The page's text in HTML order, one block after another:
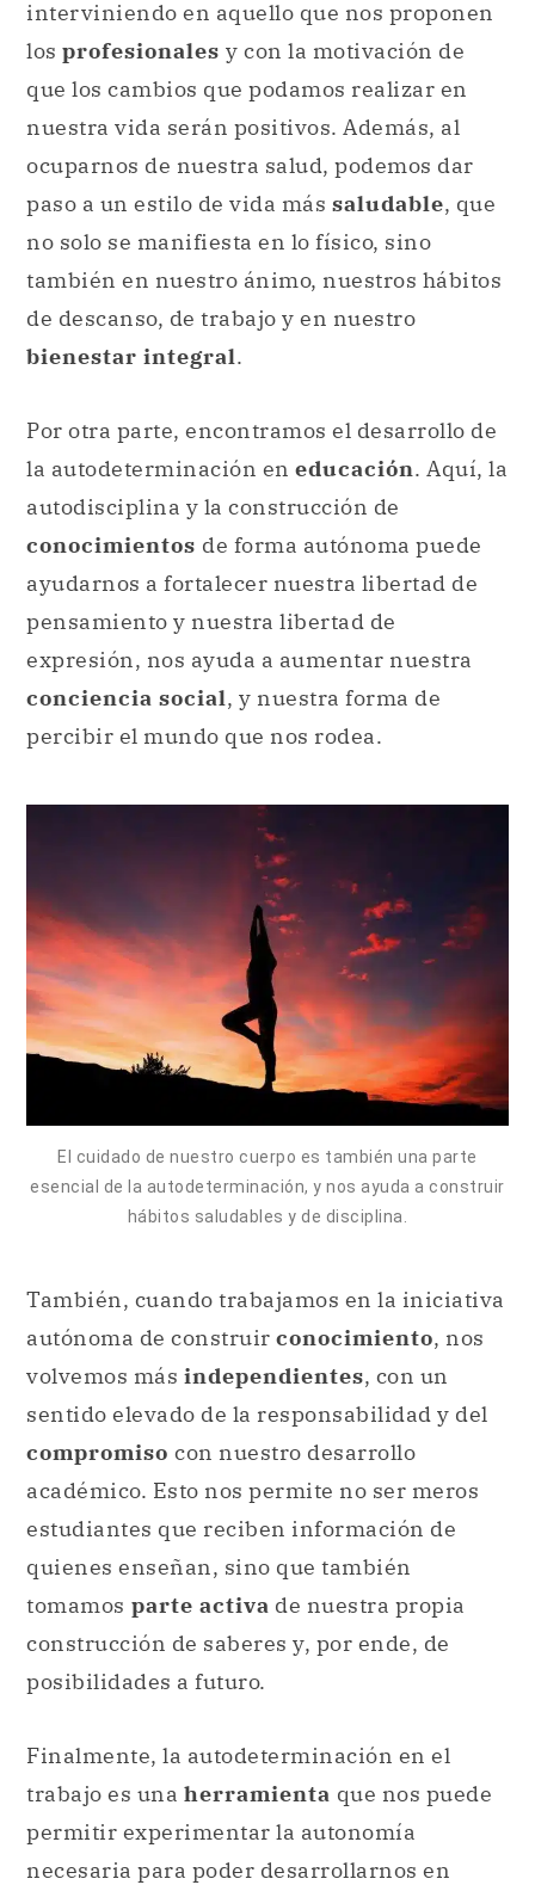
ocuparnos de nuestra salud, podemos dar
paso a un estilo de vida mássaludable, que
no solo se manifiesta en lo físico, sino
también en nuestro ánimo, nuestros hábitos
de descanso, de trabajo y en nuestro
bienestar integral.
Por otra parte, encontramos el desarrollo de
la autodeterminación en educación. Aquí, la
autodisciplina y la construcción de
ayudarnos a fortalecer nuestra libertad de
pensamiento y nuestra libertad de
expresión, nos ayuda a aumentar nuestra
conciencia social , y nuestra forma de
percibir el mundo que nos rodea.
El cuidado de nuestro cuerpo es también una parte
esencial de la autodeterminación, y nos ayuda a construir
hábitos saludables y de disciplina.
También, cuando trabajamos en la iniciativa
autónoma de construirconocimiento, nos
independientes , con un
compromisocon nuestro desarrollo
académico. Esto nos permite no ser meros
estudiantes que reciben información de
quienes enseñan, sino que también
tomamosparte activade nuestra propia
construcción de saberes y, por ende, de
posibilidades a futuro.
Finalmente, la autodeterminación en el
trabajo es unaherramientaque nos puede
permitir experimentar la autonomía
nuestra área de trabajo, y para alcanzar
nuestrosobjetivos.
Como herramienta demotivación, nos